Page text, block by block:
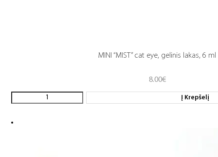
MINI “MIST” cat eye, gelinis lakas, 6 ml
8.00€
Į Krepšelį